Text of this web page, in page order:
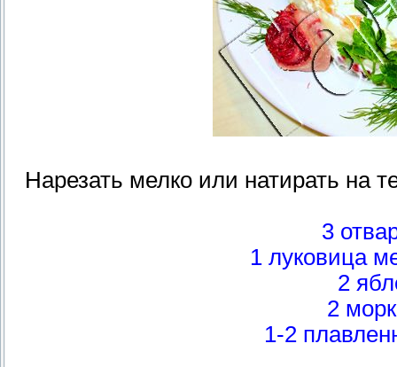
Нарезать мелко или натирать на
3
1 луковица
2
2
1-2